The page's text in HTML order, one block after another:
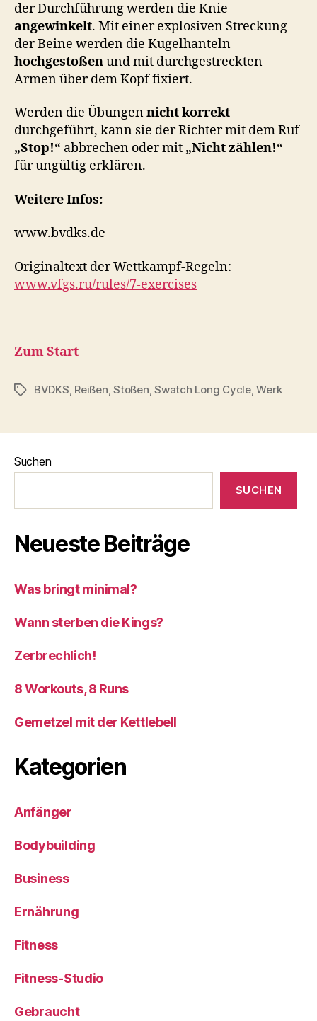
der Durchführung werden die Knie
angewinkelt. Mit einer explosiven Streckung
der Beine werden die Kugelhanteln
hochgestoßenund mit durchgestreckten
Armen über dem Kopf fixiert.
Werden die Übungennicht korrekt
durchgeführt, kann sie der Richter mit dem Ruf
„Stop!“ abbrechen oder mit „Nicht zählen!“
für ungültig erklären.
Weitere Infos:
www.bvdks.de
Originaltext der Wettkampf-Regeln:
www.vfgs.ru/rules/7-exercises
Zum Start
Schlagwörter
BVDKS, Reißen,Stoßen,Swatch Long Cycle,Werk
Suchen
SUCHEN
Neueste Beiträge
Was bringt minimal?
Wann sterben die Kings?
Zerbrechlich!
8 Workouts, 8 Runs
Gemetzel mit der Kettlebell
Kategorien
Anfänger
Bodybuilding
Business
Ernährung
Fitness
Fitness-Studio
Gebraucht